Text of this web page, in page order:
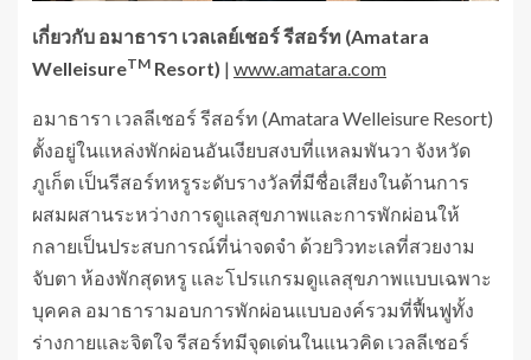
เกี่ยวกับ อมาธารา เวลเลย์เชอร์ รีสอร์ท (Amatara
WelleisureTM Resort) | www.amatara.com
อมาธารา เวลลีเชอร์ รีสอร์ท (Amatara Welleisure Resort)
ตั้งอยู่ในแหล่งพักผ่อนอันเงียบสงบที่แหลมพันวา จังหวัด
ภูเก็ต เป็นรีสอร์ทหรูระดับรางวัลที่มีชื่อเสียงในด้านการ
ผสมผสานระหว่างการดูแลสุขภาพและการพักผ่อนให้
กลายเป็นประสบการณ์ที่น่าจดจำ ด้วยวิวทะเลที่สวยงาม
จับตา ห้องพักสุดหรู และโปรแกรมดูแลสุขภาพแบบเฉพาะ
บุคคล อมาธารามอบการพักผ่อนแบบองค์รวมที่ฟื้นฟูทั้ง
ร่างกายและจิตใจ รีสอร์ทมีจุดเด่นในแนวคิด เวลลีเชอร์